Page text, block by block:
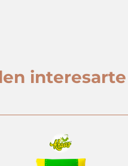
interesarte